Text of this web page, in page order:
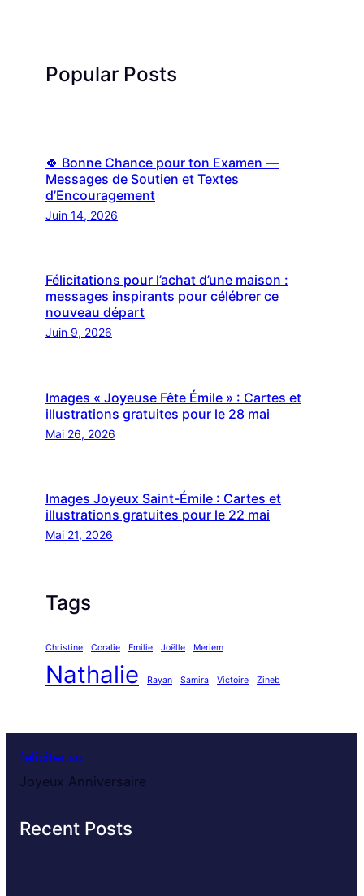
Popular Posts
🍀 Bonne Chance pour ton Examen —
Messages de Soutien et Textes
d’Encouragement
Juin 14, 2026
Félicitations pour l’achat d’une maison :
messages inspirants pour célébrer ce
nouveau départ
Juin 9, 2026
Images « Joyeuse Fête Émile » : Cartes et
illustrations gratuites pour le 28 mai
Mai 26, 2026
Images Joyeux Saint-Émile : Cartes et
illustrations gratuites pour le 22 mai
Mai 21, 2026
Tags
Christine Coralie Emilie Joëlle Meriem
Nathalie Rayan Samira Victoire Zineb
feliciter.su
Joyeux Anniversaire
Recent Posts